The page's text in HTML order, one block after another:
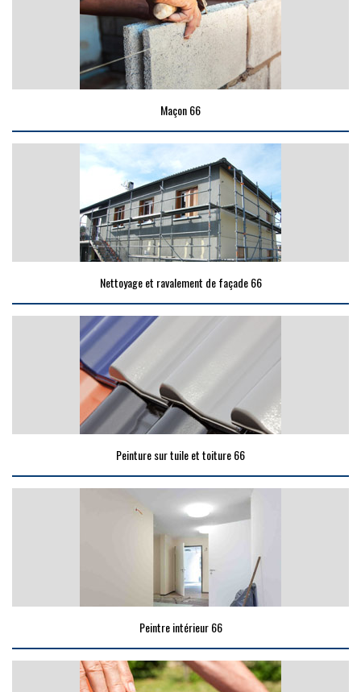
Maçon 66
Nettoyage et ravalement de façade 66
Peinture sur tuile et toiture 66
Peintre intérieur 66